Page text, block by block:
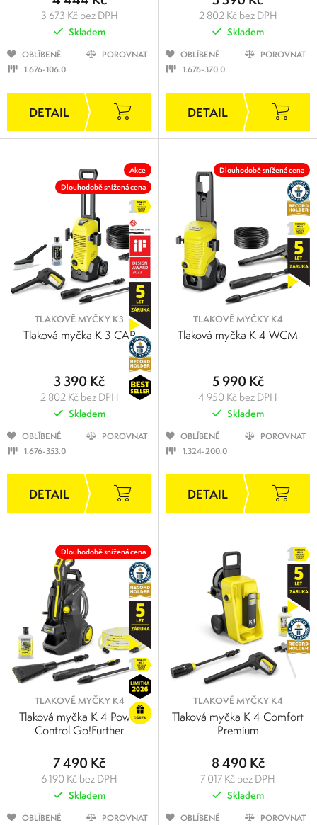
3 673 Kč bez DPH
Skladem
OBLÍBENÉ
POROVNAT
1.676-106.0
2 802 Kč bez DPH
Skladem
OBLÍBENÉ
POROVNAT
1.676-370.0
Akce
Dlouhodobě snížená cena
TLAKOVÉ MYČKY K3
Tlaková myčka K 3 CAR
3 390 Kč
2 802 Kč bez DPH
Skladem
OBLÍBENÉ
POROVNAT
1.676-353.0
Dlouhodobě snížená cena
TLAKOVÉ MYČKY K4
Tlaková myčka K 4 WCM
5 990 Kč
4 950 Kč bez DPH
Skladem
OBLÍBENÉ
POROVNAT
1.324-200.0
Dlouhodobě snížená cena
TLAKOVÉ MYČKY K4
Tlaková myčka K 4 Power
Control Go!Further
7 490 Kč
6 190 Kč bez DPH
Skladem
OBLÍBENÉ
POROVNAT
TLAKOVÉ MYČKY K4
Tlaková myčka K 4 Comfort
Premium
8 490 Kč
7 017 Kč bez DPH
Skladem
OBLÍBENÉ
POROVNAT